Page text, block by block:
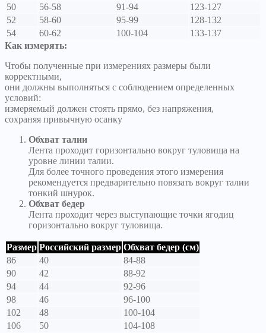
50
56-58 91-94
123-127
52
58-60 95-99
128-132
54
60-62 100-104
133-137
Как измерять:
Чтобы полученные при измерениях размеры были
корректными,
они должны выполняться с соблюдением определенных
условий:
измеряемый должен стоять прямо, без напряжения,
сохраняя привычную осанку
Обхват талии
Лента проходит горизонтально вокруг туловища на
уровне линии талии.
Для более точного проведения этого измерения
рекомендуется предварительно повязать вокруг талии
тонкий шнурок.
Обхват бедер
Лента проходит через выступающие точки ягодиц
горизонтально вокруг туловища.
Размер Российский размер Обхват бедер (см)
86
40
84-88
90
42
88-92
94
44
92-96
98
46
96-100
102
48
100-104
106
50 104-108